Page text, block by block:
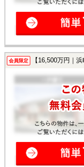
会員限定 【16,500万円｜浜